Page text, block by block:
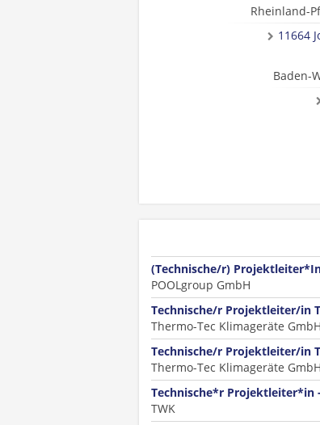
Baden-
Rheinland-
11664
(Technische/r)
POOLgroup GmbH
Technische/r Projektleiter/in
Thermo-Tec Klimageräte GmbH
Technische/r Projektleiter/in
Thermo-Tec Klimageräte GmbH
Technische*r Projektleiter*in
TWK